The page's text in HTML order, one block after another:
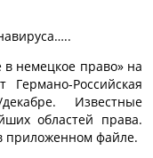
немецкое право» на
Германо-Российская
Известные
областей права.
приложенном файле.